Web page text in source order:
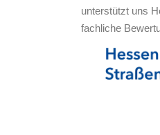
unterstützt uns
fachliche